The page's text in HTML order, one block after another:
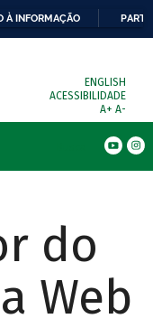
À INFORMAÇÃO
ENGLISH
ACESSIBILIDADE
A+ A-
do
Web